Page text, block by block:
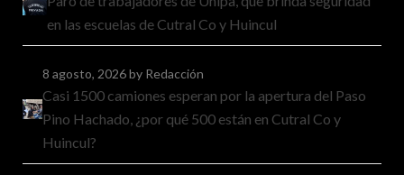
en las escuelas de Cutral Co y Huincul
8 agosto, 2026by Redacción
Casi 1500 camiones esperan por la apertura del Paso
Pino Hachado, ¿por qué 500 están en Cutral Co y
Huincul?